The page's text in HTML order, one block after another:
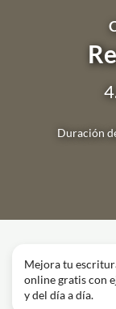
Duración
Mejora tu
online gratis con
y del día a día.